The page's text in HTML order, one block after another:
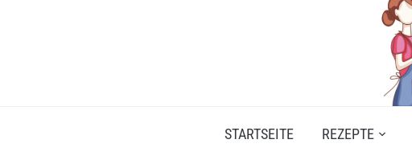
STARTSEITE REZEPTE